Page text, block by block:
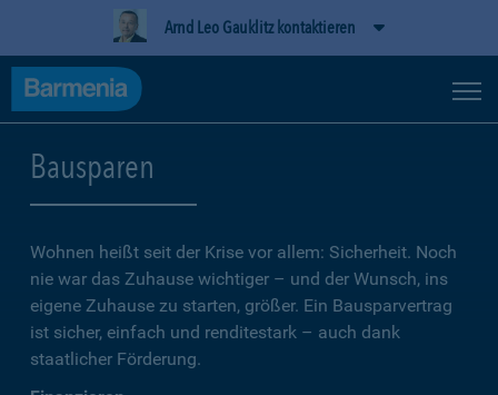
Arnd Leo Gauklitz kontaktieren
Bausparen
Wohnen heißt seit der Krise vor allem: Sicherheit. Noch
nie war das Zuhause wichtiger – und der Wunsch, ins
eigene Zuhause zu starten, größer. Ein Bausparvertrag
ist sicher, einfach und renditestark – auch dank
staatlicher Förderung.